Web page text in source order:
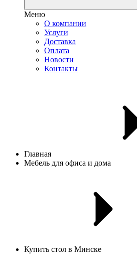
Меню
О компании
Услуги
Доставка
Оплата
Новости
Контакты
Главная
Мебель для офиса и дома
Купить стол в Минске